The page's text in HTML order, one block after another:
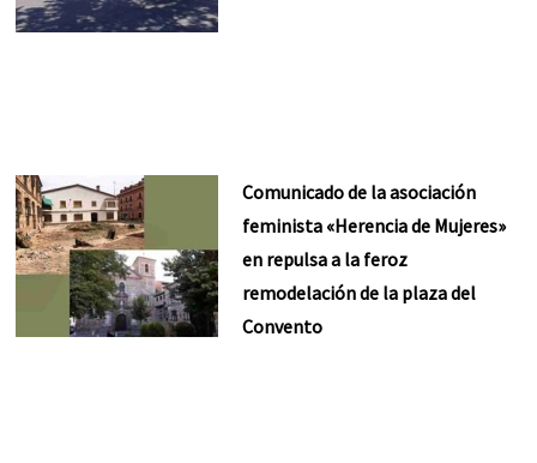
Comunicado de la asociación
feminista «Herencia de Mujeres»
en repulsa a la feroz
remodelación de la plaza del
Convento